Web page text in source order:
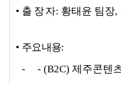
• 출 장 자: 황태윤 팀장,
• 주요내용:
- - (B2C) 제주콘텐